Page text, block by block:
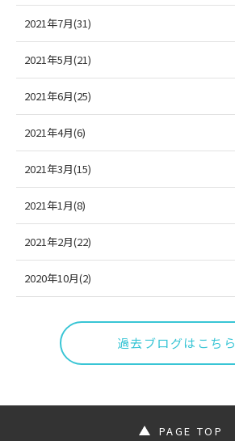
2021年7月(31)
2021年5月(21)
2021年6月(25)
2021年4月(6)
2021年3月(15)
2021年1月(8)
2021年2月(22)
2020年10月(2)
過去ブログはこちら
PAGE TOP